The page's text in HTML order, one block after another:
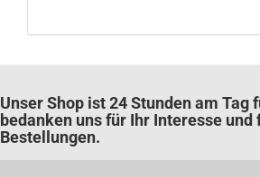
Unser Shop ist 24 Stunden am Tag
bedanken uns für Ihr Interesse und
Bestellungen.